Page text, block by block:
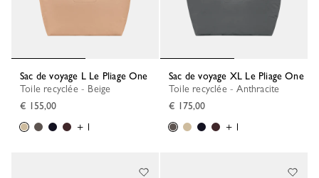
Sac de voyage L Le Pliage One
Toile recyclée - Beige
€ 155,00
+ 1
Sac de voyage XL Le Pliage One
Toile recyclée - Anthracite
€ 175,00
+ 1